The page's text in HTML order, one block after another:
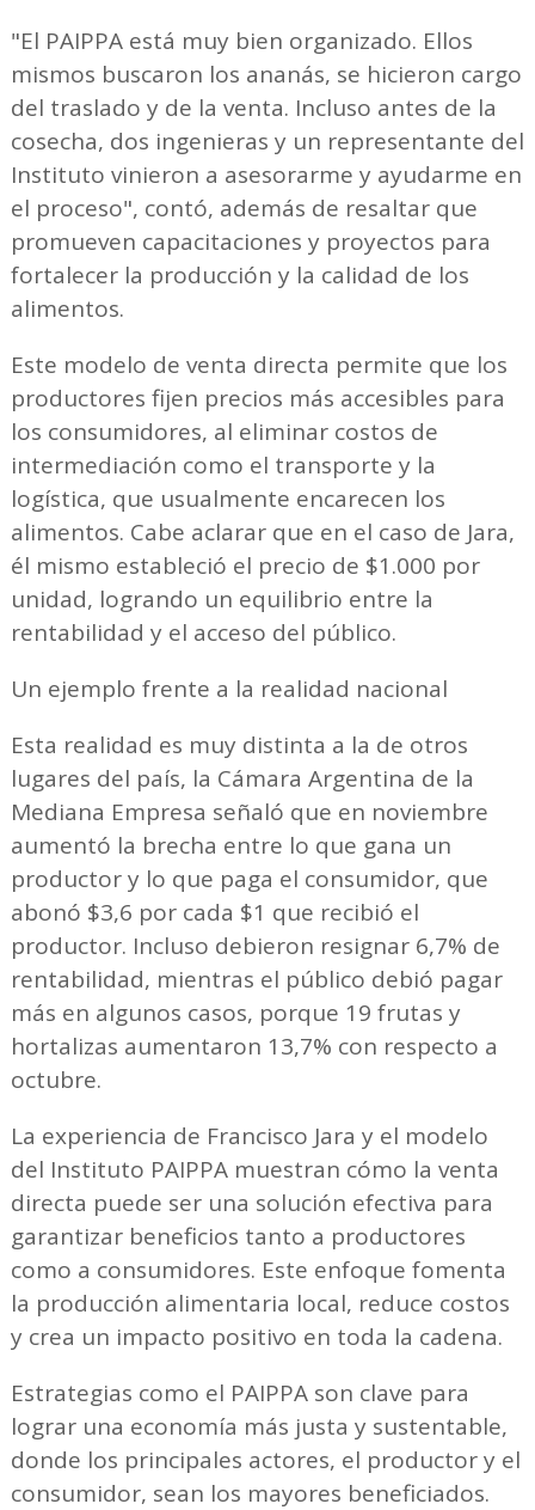
"El PAIPPA está muy bien organizado. Ellos
mismos buscaron los ananás, se hicieron cargo
del traslado y de la venta. Incluso antes de la
cosecha, dos ingenieras y un representante del
Instituto vinieron a asesorarme y ayudarme en
el proceso", contó, además de resaltar que
promueven capacitaciones y proyectos para
fortalecer la producción y la calidad de los
alimentos.
Este modelo de venta directa permite que los
productores fijen precios más accesibles para
los consumidores, al eliminar costos de
intermediación como el transporte y la
logística, que usualmente encarecen los
alimentos. Cabe aclarar que en el caso de Jara,
él mismo estableció el precio de $1.000 por
unidad, logrando un equilibrio entre la
rentabilidad y el acceso del público.
Un ejemplo frente a la realidad nacional
Esta realidad es muy distinta a la de otros
lugares del país, la Cámara Argentina de la
Mediana Empresa señaló que en noviembre
aumentó la brecha entre lo que gana un
productor y lo que paga el consumidor, que
abonó $3,6 por cada $1 que recibió el
productor. Incluso debieron resignar 6,7% de
rentabilidad, mientras el público debió pagar
más en algunos casos, porque 19 frutas y
hortalizas aumentaron 13,7% con respecto a
octubre.
La experiencia de Francisco Jara y el modelo
del Instituto PAIPPA muestran cómo la venta
directa puede ser una solución efectiva para
garantizar beneficios tanto a productores
como a consumidores. Este enfoque fomenta
la producción alimentaria local, reduce costos
y crea un impacto positivo en toda la cadena.
Estrategias como el PAIPPA son clave para
lograr una economía más justa y sustentable,
donde los principales actores, el productor y el
consumidor, sean los mayores beneficiados.